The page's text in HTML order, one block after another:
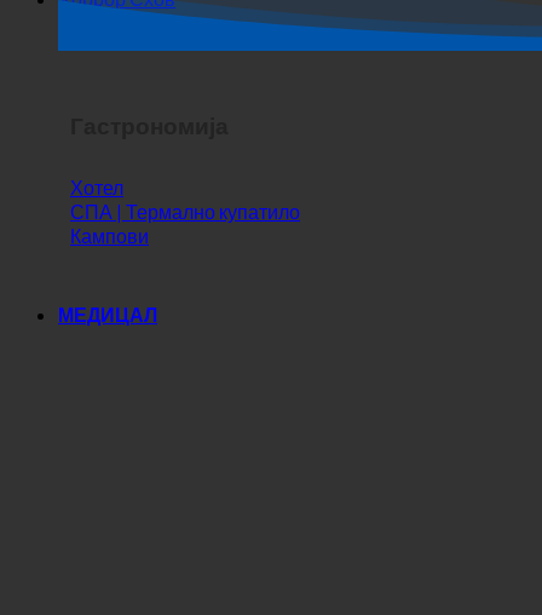
Хоррор Схов
Хотел
СПА | Термално купатило
Кампови
МЕДИЦАЛ